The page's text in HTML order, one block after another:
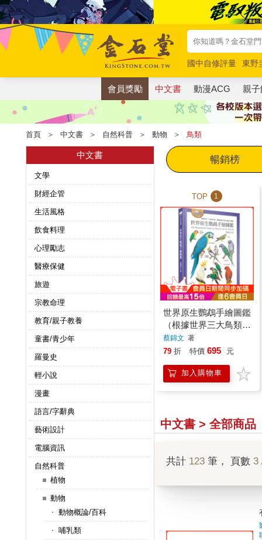
國中自修評量
東野
唯紅花綻放
奧德賽
會員獎勵 中文書 動漫ACG 親
首頁 ＞ 中文書 ＞ 自然科普 ＞ 動物 ＞ 鳥類
中文書
文學
財經企管
生活風格
飲食料理
心理勵志
醫療保健
旅遊
宗教命理
教育/親子教養
童書/青少年
羅曼史
輕小說
漫畫
語言/字辭典
藝術設計
電腦資訊
自然科普
植物
動物
動物概論/百科
哺乳類
暢銷榜
TOP 1
世界原生鸚鵡手繪圖鑑
（根據世界三大鳥類名
錄，精細描繪全球398
種原生鸚鵡）
蔡錦文 著
79 折 特價 695 元
加入購物車
中文書 > 全部商品
共計 123 筆， 頁數 3